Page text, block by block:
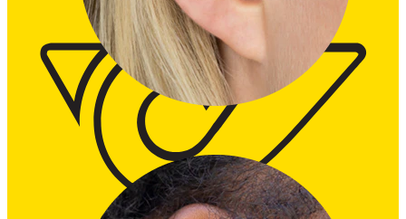
Helix